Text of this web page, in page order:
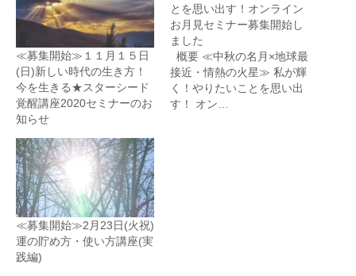
≪募集開始≫１１月１５日
(日)新しい時代の生き方！
今を生きる★スターシード
覚醒講座2020セミナーのお
知らせ
とを思い出す！オンライン
お月見セミナー募集開始し
ました
概要 ≪中秋の名月×地球最
接近・情熱の火星≫ 私が輝
く！やりたいことを思い出
す！ オン…
≪募集開始≫2月23日(火祝)
運の貯め方・使い方講座(実
践編)